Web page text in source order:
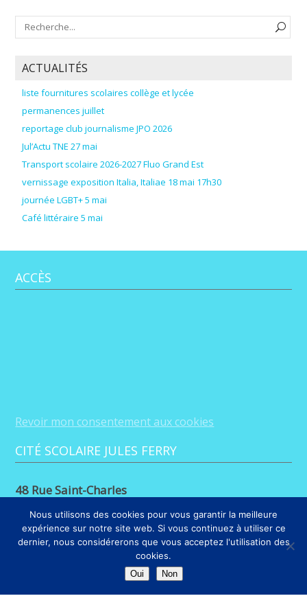
ACTUALITÉS
liste fournitures scolaires collège et lycée
permanences juillet
reportage club journalisme JPO 2026
Jul’Actu TNE 27 mai
Transport scolaire 2026-2027 Fluo Grand Est
vernissage exposition Italia, Italiae 18 mai 17h30
journée LGBT+ 5 mai
Café littéraire 5 mai
ACCÈS
Revoir mon consentement aux cookies
CITÉ SCOLAIRE JULES FERRY
48 Rue Saint-Charles
03 29 56 26 68
Nous utilisons des cookies pour vous garantir la meilleure
expérience sur notre site web. Si vous continuez à utiliser ce
dernier, nous considérerons que vous acceptez l'utilisation des
cookies.
Oui Non